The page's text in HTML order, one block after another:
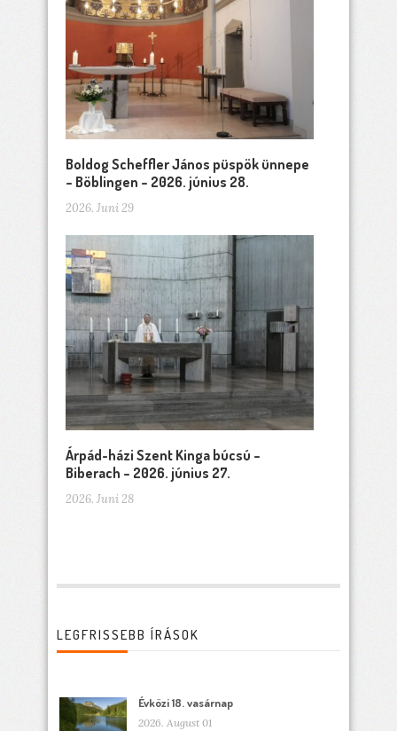
Boldog Scheffler János püspök ünnepe
– Böblingen – 2026. június 28.
2026. Juni 29
Árpád-házi Szent Kinga búcsú –
Biberach – 2026. június 27.
2026. Juni 28
LEGFRISSEBB ÍRÁSOK
Évközi 18. vasárnap
2026. August 01